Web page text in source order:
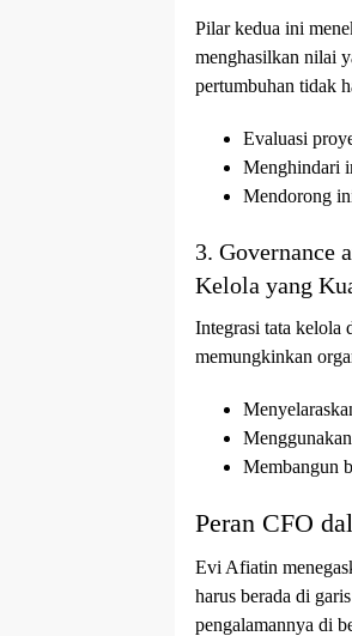
Pilar kedua ini
menghasilkan nilai
pertumbuhan tidak
Evaluasi
Menghindari
Mendorong
3. Governance
Kelola yang
Integrasi tata kelola
memungkinkan
Membangun
Peran CFO
Evi Afiatin
harus berada di
pengalamannya di